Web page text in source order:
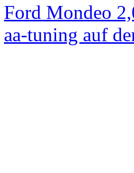
Ford Mondeo
aa-tuning auf